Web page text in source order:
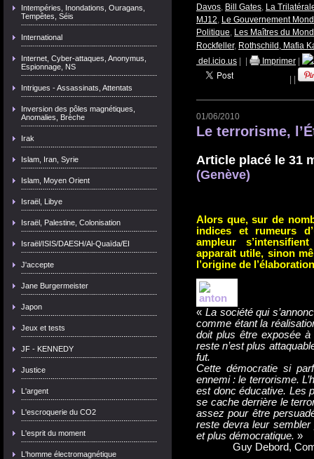
Intempéries, Inondations, Ouragans,
Tempêtes, Séis
International
Internet, Cyber-attaques, Anonymus,
Espionnage, NS
Intrigues - Assassinats, Attentats
Inversion des pôles magnétiques,
Anomalies, Brèche
Irak
Islam, Iran, Syrie
Islam, Moyen Orient
Israël, Libye
Israël, Palestine, Colonisation
Israël/ISIS/DAESH/Al-Quaïda/EI
J'accepte
Jane Burgermeister
Japon
Jeux et tests
JF - KENNEDY
Justice
L'argent
L'escroquerie du CO2
L'esprit du moment
L'homme électromagnétique
Davos, Bill Gates, La
MJ12, Le Gouvernement
Politique, Les Maîtres du
Rockfeller, Rothschild, Mafia
del.icio.us
Imprimer
01/06/2010
Le terrorisme,
Article placé le 31
(Genève)
Alors que, sur de
indices et rumeurs
ampleur
apparait utile, sinon
l’origine de
« La société qui
comme étant la
doit plus être exposée à
reste n’est plus
fut.
Cette démocratie si
ennemi : le terrorisme.
est donc éducative. Les
se cache derrière le
assez pour être
reste devra leur
et plus démocratique. »
Guy Debord,